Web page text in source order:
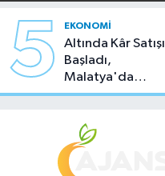
5 EKONOMI
Altında Kâr Satışı
Başladı,
Malatya'da
Makas Ne